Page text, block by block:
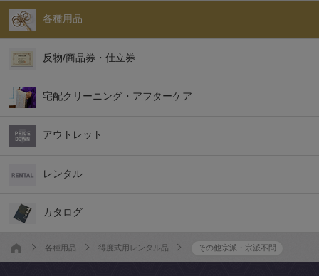
各種用品
反物/商品券・仕立券
宅配クリーニング・アフターケア
アウトレット
レンタル
カタログ
各種用品 得度式用レンタル品 その他宗派・宗派不問